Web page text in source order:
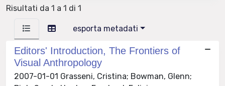
Risultati da 1 a 1 di 1
esporta metadati
Editors' Introduction, The Frontiers of
Visual Anthropology
2007-01-01 Grasseni, Cristina; Bowman, Glenn;